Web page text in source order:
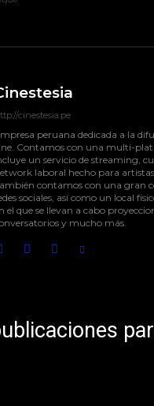
cinestesia.pe
peruana dedicada a la
Contamos con una multi-
un servicio de streaming,
laboral hecho para
contamos con una gran
sociales, así como un local
el que se llevan a cabo
y mucho más.